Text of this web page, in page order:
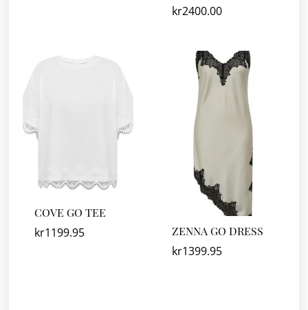
kr2400.00
COVE GO TEE
kr1199.95 ZENNA GO DRESS
kr1399.95